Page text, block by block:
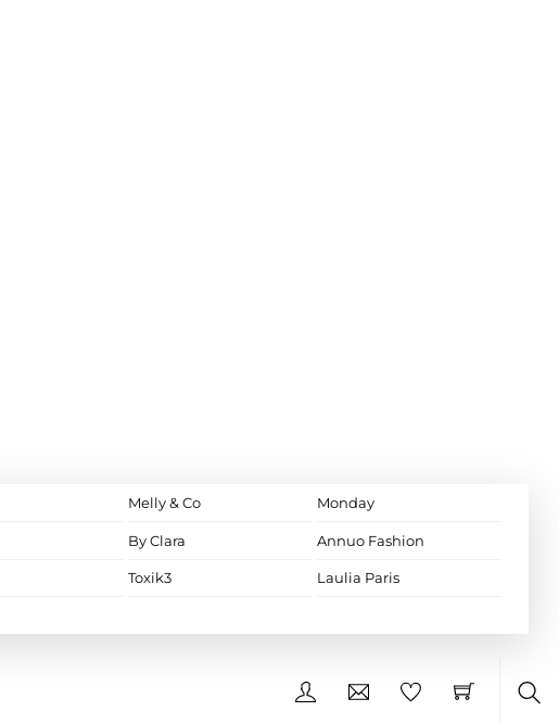
Melly & Co Monday
By Clara Annuo Fashion
Toxik3 Laulia Paris